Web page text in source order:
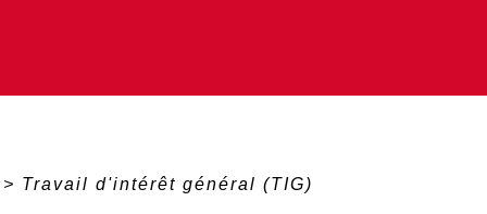
Travail d'intérêt général (TIG)